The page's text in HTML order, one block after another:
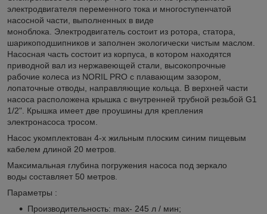
электродвигателя переменного тока и многоступенчатой
насосной части, выполненных в виде
моноблока. Электродвигатель состоит из ротора, статора,
шарикоподшипников и заполнен экологически чистым маслом.
Насосная часть состоит из корпуса, в котором находятся
приводной вал из нержавеющей стали, высокопрочные
рабочие колеса из NORIL PRO с плавающим зазором,
лопаточные отводы, направляющие кольца. В верхней части
насоса расположена крышка с внутренней трубной резьбой G1
1/2". Крышка имеет две проушины для крепления
электронасоса тросом.
Насос укомплектован 4-х жильным плоским синим пищевым
кабелем длиной 20 метров.
Максимальная глубина погружения насоса под зеркало
воды составляет 50 метров.
Параметры :
Производительность: max- 245 л / мин;